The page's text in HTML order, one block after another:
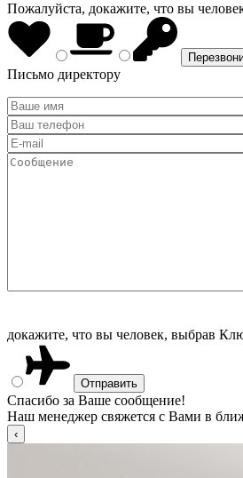
Пожалуйста, докажите, что вы
Письмо директору
докажите, что вы человек, выбрав
Спасибо за Ваше сообщение!
Наш менеджер свяжется с Вами в